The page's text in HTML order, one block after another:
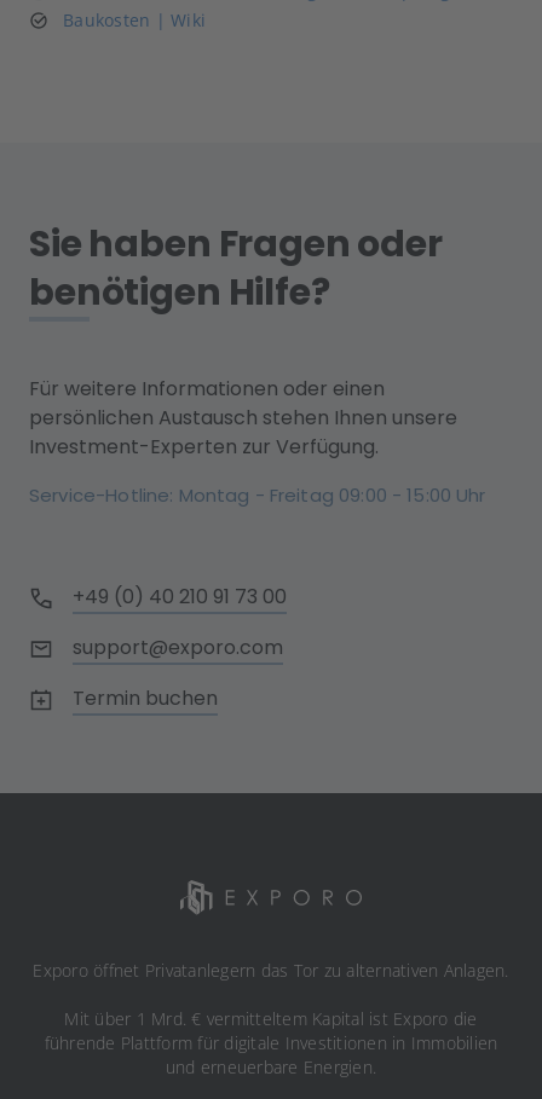
Baukosten | Wiki
Sie haben Fragen oder
benötigen Hilfe?
Für weitere Informationen oder einen
persönlichen Austausch stehen Ihnen unsere
Investment-Experten zur Verfügung.
Service-Hotline: Montag - Freitag 09:00 - 15:00 Uhr
+49 (0) 40 210 91 73 00
support@exporo.com
Termin buchen
Exporo öffnet Privatanlegern das Tor zu alternativen Anlagen.
Mit über 1 Mrd. € vermitteltem Kapital ist Exporo die
führende Plattform für digitale Investitionen in Immobilien
und erneuerbare Energien.